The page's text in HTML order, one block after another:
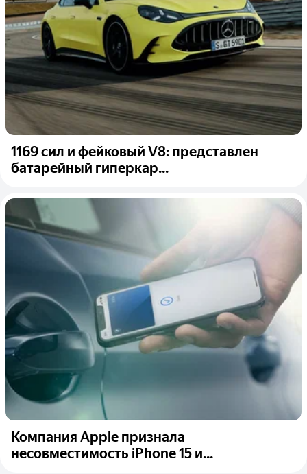
1169 сил и фейковый V8: представлен
батарейный гиперкар...
Компания Apple признала
несовместимость iPhone 15 и...